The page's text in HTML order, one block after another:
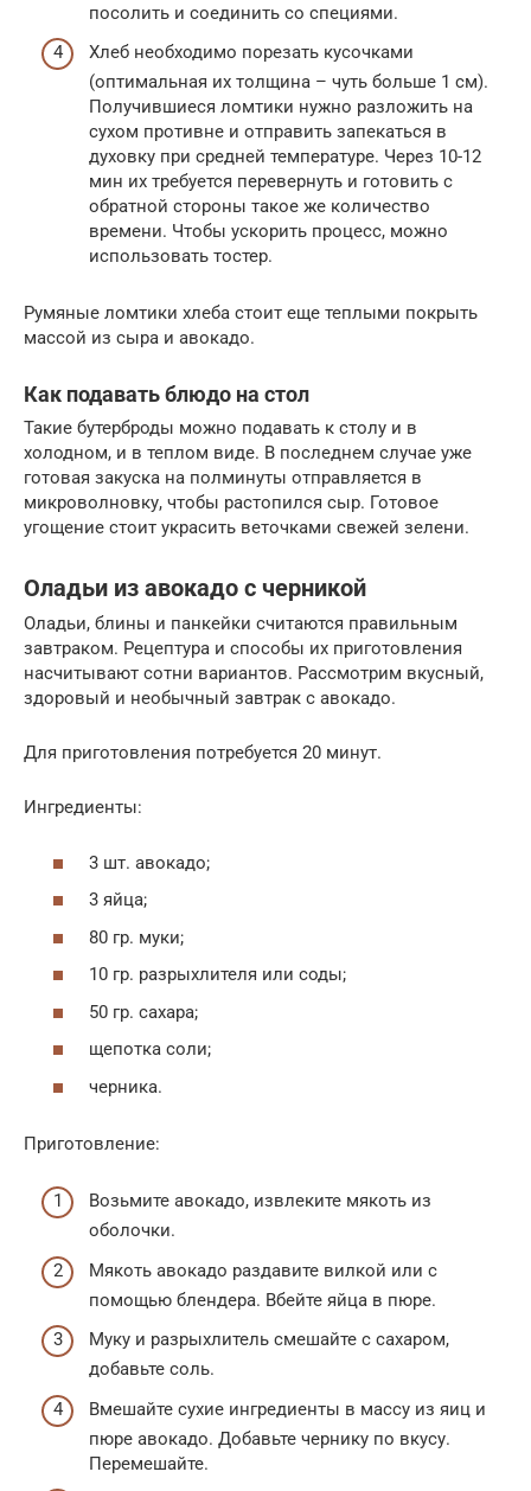
посолить и соединить со специями.
Хлеб необходимо порезать кусочками
(оптимальная их толщина – чуть больше 1 см).
Получившиеся ломтики нужно разложить на
сухом противне и отправить запекаться в
духовку при средней температуре. Через 10-12
мин их требуется перевернуть и готовить с
обратной стороны такое же количество
времени. Чтобы ускорить процесс, можно
использовать тостер.
Румяные ломтики хлеба стоит еще теплыми покрыть
массой из сыра и авокадо.
Как подавать блюдо на стол
Такие бутерброды можно подавать к столу и в
холодном, и в теплом виде. В последнем случае уже
готовая закуска на полминуты отправляется в
микроволновку, чтобы растопился сыр. Готовое
угощение стоит украсить веточками свежей зелени.
Оладьи из авокадо с черникой
Оладьи, блины и панкейки считаются правильным
завтраком. Рецептура и способы их приготовления
насчитывают сотни вариантов. Рассмотрим вкусный,
здоровый и необычный завтрак с авокадо.
Для приготовления потребуется 20 минут.
Ингредиенты:
3 шт. авокадо;
3 яйца;
80 гр. муки;
10 гр. разрыхлителя или соды;
50 гр. сахара;
щепотка соли;
черника.
Приготовление:
Возьмите авокадо, извлеките мякоть из
оболочки.
Мякоть авокадо раздавите вилкой или с
помощью блендера. Вбейте яйца в пюре.
Муку и разрыхлитель смешайте с сахаром,
добавьте соль.
Вмешайте сухие ингредиенты в массу из яиц и
пюре авокадо. Добавьте чернику по вкусу.
Перемешайте.